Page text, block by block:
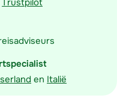
Trustpilot
en Italië